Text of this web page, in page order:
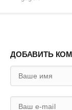
ДОБАВИТЬ